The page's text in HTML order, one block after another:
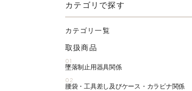
カテゴリで探す
カテゴリ一覧
取扱商品
01
墜落制止用器具関係
02
腰袋・工具差し及びケース・カラビナ関係